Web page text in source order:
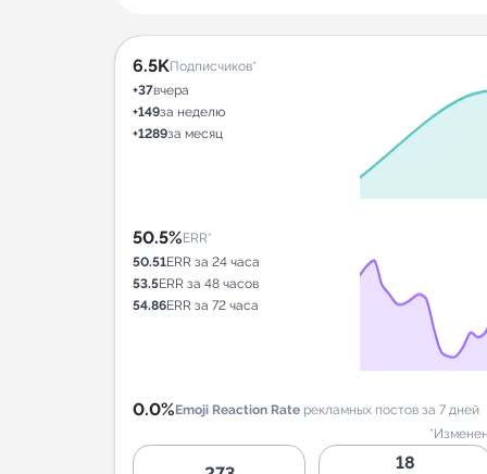
6.5KПодписчиков*
+37вчера
+149за неделю
+1289за месяц
50.5%ERR*
50.51ERR за 24 часа
53.5ERR за 48 часов
54.86ERR за 72 часа
0.0%Emoji Reaction Rate рекламных постов за 7 дней
18